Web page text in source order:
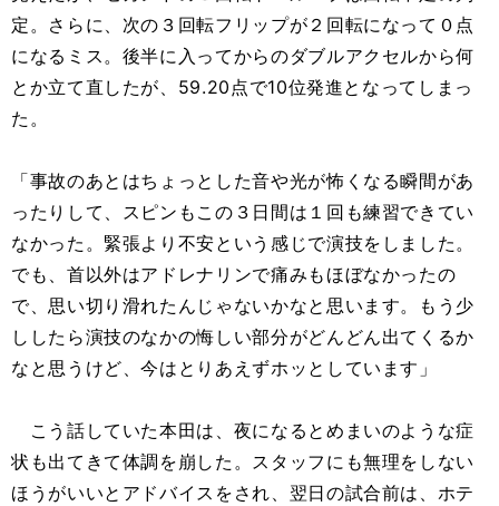
定。さらに、次の３回転フリップが２回転になって０点
になるミス。後半に入ってからのダブルアクセルから何
とか立て直したが、59.20点で10位発進となってしまっ
た。
「事故のあとはちょっとした音や光が怖くなる瞬間があ
ったりして、スピンもこの３日間は１回も練習できてい
なかった。緊張より不安という感じで演技をしました。
でも、首以外はアドレナリンで痛みもほぼなかったの
で、思い切り滑れたんじゃないかなと思います。もう少
ししたら演技のなかの悔しい部分がどんどん出てくるか
なと思うけど、今はとりあえずホッとしています」
こう話していた本田は、夜になるとめまいのような症
状も出てきて体調を崩した。スタッフにも無理をしない
ほうがいいとアドバイスをされ、翌日の試合前は、ホテ